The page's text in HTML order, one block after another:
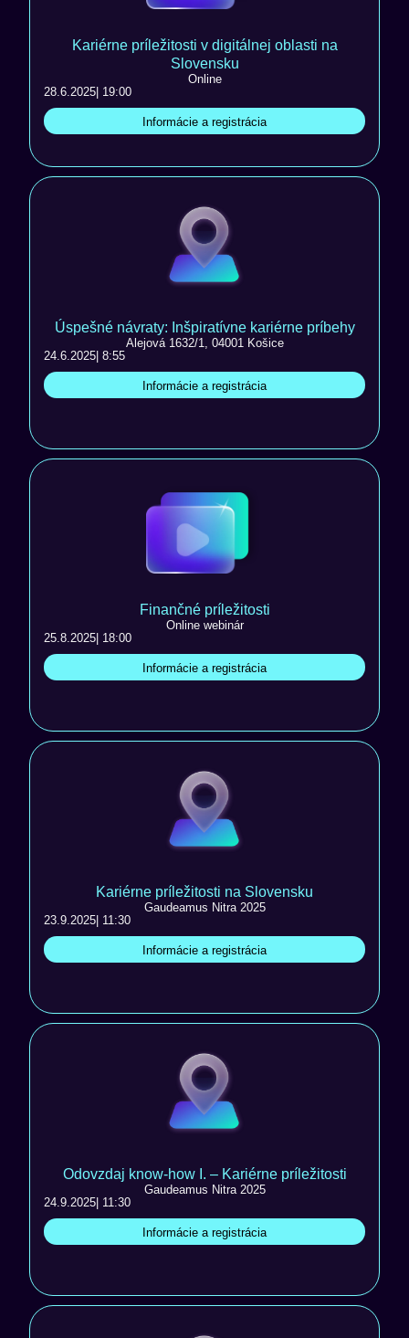
Kariérne príležitosti v digitálnej oblasti na
Slovensku
Online
28.6.2025 | 19:00
Informácie a registrácia
Úspešné návraty: Inšpiratívne kariérne príbehy
Alejová 1632/1, 04001 Košice
24.6.2025 | 8:55
Informácie a registrácia
Finančné príležitosti
Online webinár
25.8.2025 | 18:00
Informácie a registrácia
Kariérne príležitosti na Slovensku
Gaudeamus Nitra 2025
23.9.2025 | 11:30
Informácie a registrácia
Odovzdaj know-how I. – Kariérne príležitosti
Gaudeamus Nitra 2025
24.9.2025 | 11:30
Informácie a registrácia